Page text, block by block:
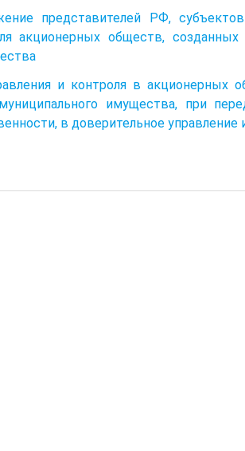
представителей РФ,
акционерных обществ,
и контроля в акционерных
имущества, при
в доверительное управление